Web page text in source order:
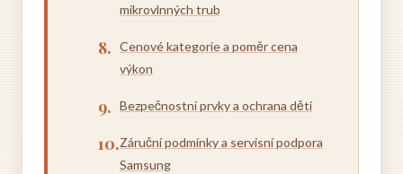
mikrovlnných trub
Cenové kategorie a poměr cena
výkon
Bezpečnostní prvky a ochrana dětí
Záruční podmínky a servisní podpora
Samsung